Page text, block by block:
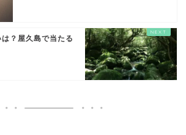
？屋久島で当たる